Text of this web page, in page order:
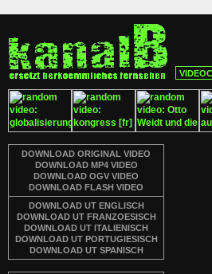
DOWNLOAD ORIGINAL VIDEO
DOWNLOAD MP4 VIDEO
DOWNLOAD OGV VIDEO
DOWNLOAD FLASH VIDEO
DOWNLOAD UT ENGLISCH
DOWNLOAD UT FRANZOESISCH
DOWNLOAD UT ITALIENISCH
DOWNLOAD UT PORTUGIESISCH
DOWNLOAD UT SPANISCH